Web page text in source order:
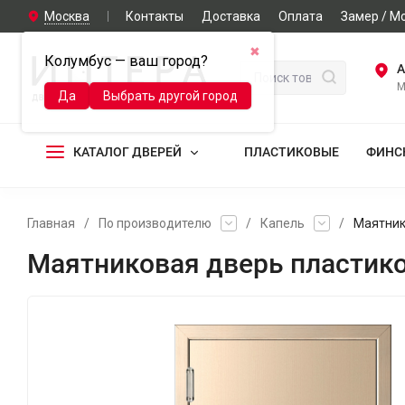
Москва
✖
Колумбус — ваш город?
Да Выбрать другой город
Контакты Доставка Оплата Замер /
КАТАЛОГ ДВЕРЕЙ ПЛАСТИКОВЫЕ
Главная / По производителю / Капель /
Маятниковая дверь